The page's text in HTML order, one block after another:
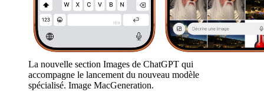
La nouvelle section Images de ChatGPT qui
accompagne le lancement du nouveau modèle
spécialisé. Image MacGeneration.